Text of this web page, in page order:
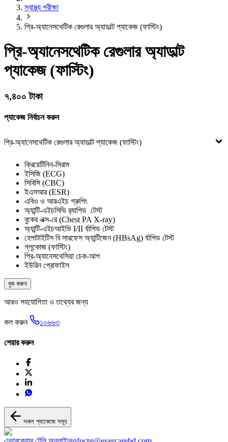
স্বাস্থ্য পরীক্ষা
প্রি-অ্যানেসথেটিক রেগুলার অ্যাডাল্ট প্যাকেজ (ফাস্টিং)
প্রি-অ্যানেসথেটিক রেগুলার অ্যাডাল্ট
প্যাকেজ (ফাস্টিং)
৭,৪০০ টাকা
প্যাকেজ নির্বাচন করুন
প্রি-অ্যানেসথেটিক রেগুলার অ্যাডাল্ট প্যাকেজ (ফাস্টিং)
ক্রিয়েটিনিন-সিরাম
ইসিজি (ECG)
সিবিসি (CBC)
ইএসআর (ESR)
এবিও ও আরএইচ গ্রুপিং
অ্যান্টি-এইচসিভি র‍্যাপিড টেস্ট
বুকের এক্স-রে (Chest PA X-ray)
অ্যান্টি-এইচআইভি I/II র্যাপিড টেস্ট
হেপাটাইটিস বি সারফেস অ্যান্টিজেন (HBsAg) র্যাপিড টেস্ট
গ্লূকোজ (ফাস্টিং)
প্রি-অ্যানেসথেসিয়া চেক-আপ
ইউরিন প্রোফাইল
বুক করুন
আরও সহযোগিতা ও তথ্যের জন্য
কল করুন ১০৬৬৩
শেয়ার করুন
সকল প্যাকেজে সমূহ